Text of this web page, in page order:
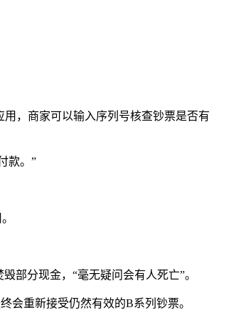
，商家可以输入序列号核查钞票是否有
款。”
部分现金，“毫无疑问会有人死亡”。
会重新接受仍然有效的B系列钞票。